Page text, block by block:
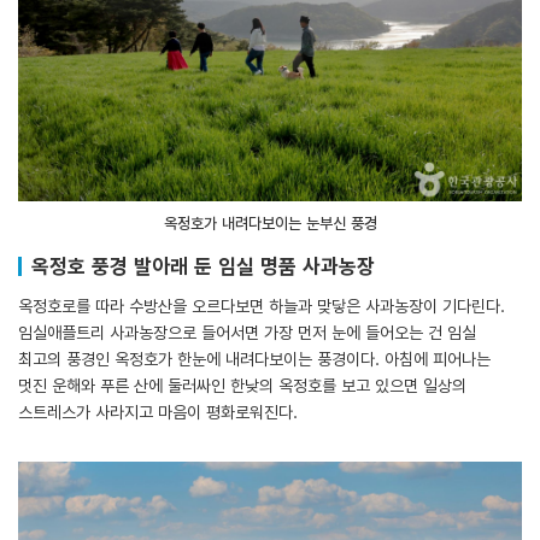
옥정호가 내려다보이는 눈부신 풍경
옥정호 풍경 발아래 둔 임실 명품 사과농장
옥정호로를 따라 수방산을 오르다보면 하늘과 맞닿은 사과농장이 기다린다.
임실애플트리 사과농장으로 들어서면 가장 먼저 눈에 들어오는 건 임실
최고의 풍경인 옥정호가 한눈에 내려다보이는 풍경이다. 아침에 피어나는
멋진 운해와 푸른 산에 둘러싸인 한낮의 옥정호를 보고 있으면 일상의
스트레스가 사라지고 마음이 평화로워진다.